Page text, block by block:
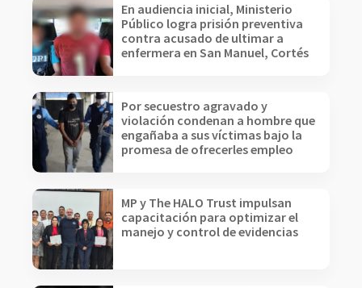
En audiencia inicial, Ministerio
Público logra prisión preventiva
contra acusado de ultimar a
enfermera en San Manuel, Cortés
Por secuestro agravado y
violación condenan a hombre que
engañaba a sus víctimas bajo la
promesa de ofrecerles empleo
MP y The HALO Trust impulsan
capacitación para optimizar el
manejo y control de evidencias